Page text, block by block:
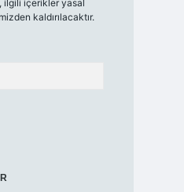
ilgili içerikler yasal
kaldırılacaktır.